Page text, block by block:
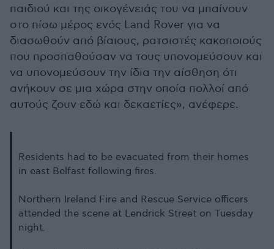
παιδιού και της οικογένειάς του να μπαίνουν
στο πίσω μέρος ενός Land Rover για να
διασωθούν από βίαιους, ρατσιστές κακοποιούς
που προσπαθούσαν να τους υπονομεύσουν και
να υπονομεύσουν την ίδια την αίσθηση ότι
ανήκουν σε μια χώρα στην οποία πολλοί από
αυτούς ζουν εδώ και δεκαετίες», ανέφερε.
Residents had to be evacuated from their homes
in east Belfast following fires.
Northern Ireland Fire and Rescue Service officers
attended the scene at Lendrick Street on Tuesday
night.